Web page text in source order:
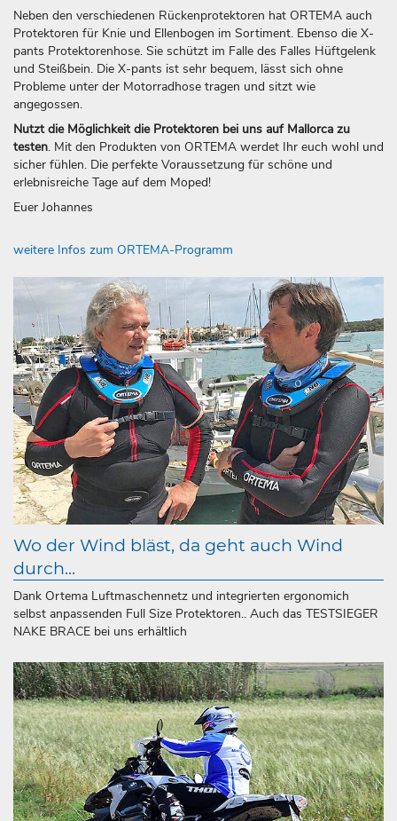
Neben den verschiedenen Rückenprotektoren hat ORTEMA auch
Protektoren für Knie und Ellenbogen im Sortiment. Ebenso die X-
pants Protektorenhose. Sie schützt im Falle des Falles Hüftgelenk
und Steißbein. Die X-pants ist sehr bequem, lässt sich ohne
Probleme unter der Motorradhose tragen und sitzt wie
angegossen.
Nutzt die Möglichkeit die Protektoren bei uns auf Mallorca zu
testen. Mit den Produkten von ORTEMA werdet Ihr euch wohl und
sicher fühlen. Die perfekte Voraussetzung für schöne und
erlebnisreiche Tage auf dem Moped!
Euer Johannes
weitere Infos zum ORTEMA-Programm
Wo der Wind bläst, da geht auch Wind
durch...
Dank Ortema Luftmaschennetz und integrierten ergonomich
selbst anpassenden Full Size Protektoren.. Auch das TESTSIEGER
NAKE BRACE bei uns erhältlich